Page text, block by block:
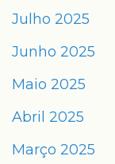
Julho 2025
Junho 2025
Maio 2025
Abril 2025
Março 2025